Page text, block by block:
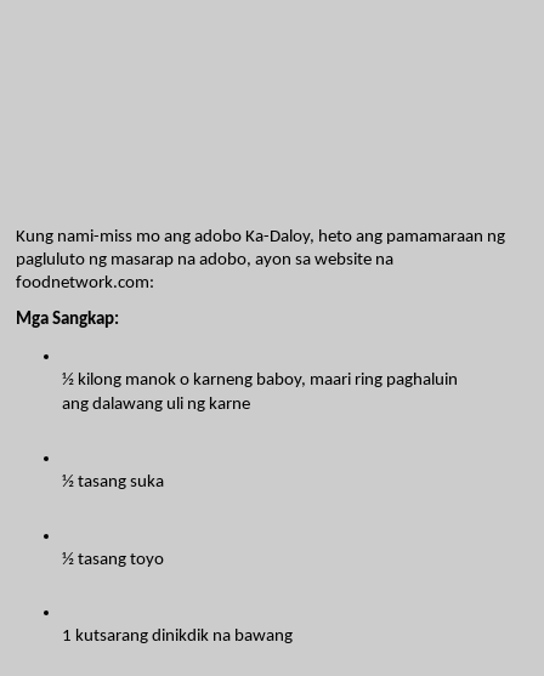
Kung nami-miss mo ang adobo Ka-Daloy, heto ang pamamaraan ng
pagluluto ng masarap na adobo, ayon sa website na
foodnetwork.com:
Mga Sangkap:
½ kilong manok o karneng baboy, maari ring paghaluin
ang dalawang uli ng karne
½ tasang suka
½ tasang toyo
1 kutsarang dinikdik na bawang